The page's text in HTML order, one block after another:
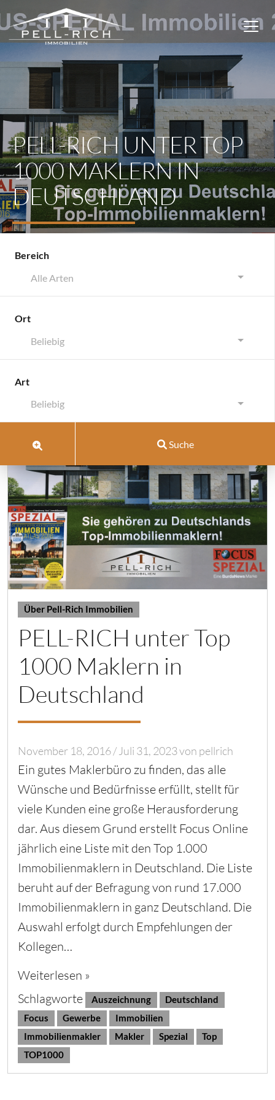
PELL-RICH UNTER TOP
1000 MAKLERN IN
DEUTSCHLAND
Bereich
Alle Arten
Ort
Beliebig
Art
Beliebig
Suche
Schlagwort:Spezial
Über Pell-Rich Immobilien
PELL-RICH unter Top
1000 Maklern in
Deutschland
November 18, 2016/Juli 31, 2023von pellrich
Ein gutes Maklerbüro zu finden, das alle
Wünsche und Bedürfnisse erfüllt, stellt für
viele Kunden eine große Herausforderung
dar. Aus diesem Grund erstellt Focus Online
jährlich eine Liste mit den Top 1.000
Immobilienmaklern in Deutschland. Die Liste
beruht auf der Befragung von rund 17.000
Immobilienmaklern in ganz Deutschland. Die
Auswahl erfolgt durch Empfehlungen der
Kollegen…
Weiterlesen »
Schlagworte
Auszeichnung
Deutschland
Focus
Gewerbe
Immobilien
Immobilienmakler
Makler Spezial
Top
TOP1000